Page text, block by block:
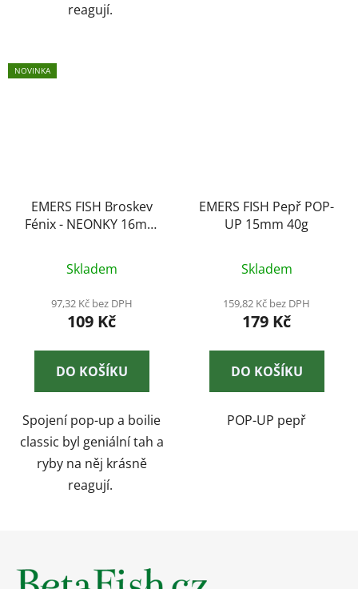
reagují.
NOVINKA
EMERS FISH Broskev
Fénix - NEONKY 16mm
Skladem
97,32 Kč bez DPH
109 Kč
DO KOŠÍKU
Spojení pop-up a boilie
classic byl geniální tah a
ryby na něj krásně
reagují.
EMERS FISH Pepř POP-
UP 15mm 40g
Skladem
159,82 Kč bez DPH
179 Kč
DO KOŠÍKU
POP-UP pepř